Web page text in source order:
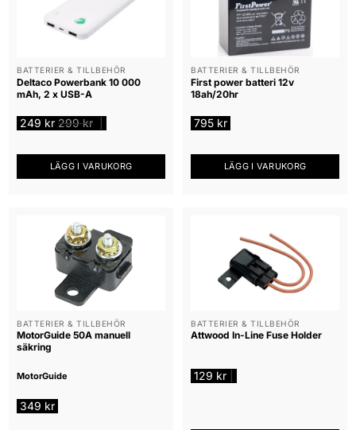
BATTERIER & TILLBEHÖR
Deltaco Powerbank 10 000
mAh, 2 x USB-A
249 kr 299kr
LÄGG I VARUKORG
BATTERIER & TILLBEHÖR
First power batteri 12v
18ah/20hr
795 kr
LÄGG I VARUKORG
BATTERIER & TILLBEHÖR
MotorGuide 50A manuell
säkring
MotorGuide
349 kr
BATTERIER & TILLBEHÖR
Attwood In-Line Fuse Holder
129 kr